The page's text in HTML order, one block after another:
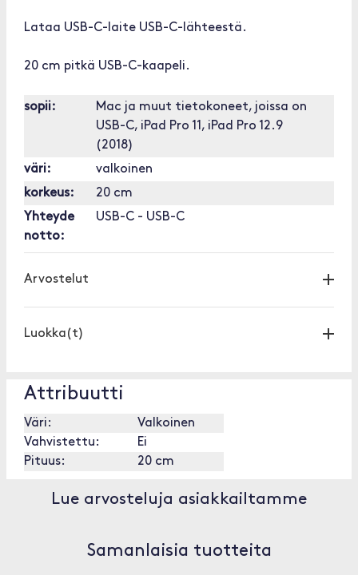
Lataa USB-C-laite USB-C-lähteestä.
20 cm pitkä USB-C-kaapeli.
sopii:
Mac ja muut tietokoneet, joissa on
USB-C, iPad Pro 11, iPad Pro 12.9
(2018)
väri:
valkoinen
korkeus:
20 cm
Yhteyde
notto:
USB-C - USB-C
Arvostelut
Luokka(t)
Attribuutti
Väri:
Valkoinen
Vahvistettu:
Ei
Pituus:
20 cm
Lue arvosteluja asiakkailtamme
Samanlaisia tuotteita